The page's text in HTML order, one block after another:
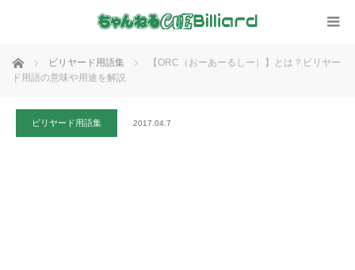
ホーム ビリヤード用語集
【ORC（おーあーるしー）】とは？ビリヤー
ド用語の意味や用途を解説
ビリヤード用語集 2017.04.7